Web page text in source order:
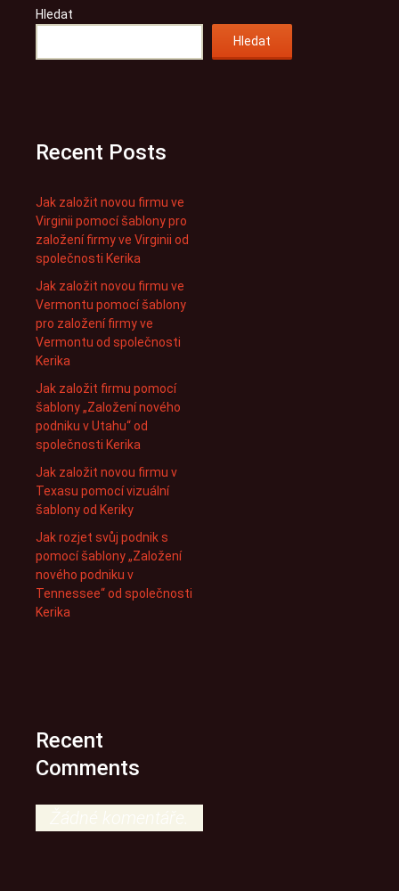
Hledat
Hledat
Recent Posts
Jak založit novou firmu ve
Virginii pomocí šablony pro
založení firmy ve Virginii od
společnosti Kerika
Jak založit novou firmu ve
Vermontu pomocí šablony
pro založení firmy ve
Vermontu od společnosti
Kerika
Jak založit firmu pomocí
šablony „Založení nového
podniku v Utahu“ od
společnosti Kerika
Jak založit novou firmu v
Texasu pomocí vizuální
šablony od Keriky
Jak rozjet svůj podnik s
pomocí šablony „Založení
nového podniku v
Tennessee“ od společnosti
Kerika
Recent
Comments
Žádné komentáře.